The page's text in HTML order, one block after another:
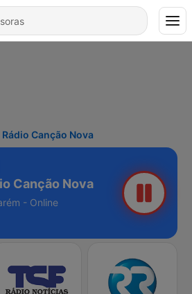
Rádio Canção Nova
Canção Nova
- Online